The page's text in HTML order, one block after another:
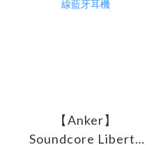
【Anker】
Soundcore Liberty